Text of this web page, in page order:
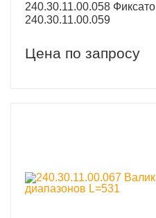
240.30.11.00.058
240.30.11.00.059
Цена по запросу